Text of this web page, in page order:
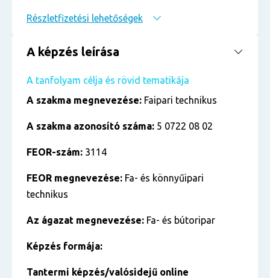
Részletfizetési lehetőségek
A képzés leírása
A tanfolyam célja és rövid tematikája
A szakma megnevezése: Faipari technikus
A szakma azonosító száma: 5 0722 08 02
FEOR-szám: 3114
FEOR megnevezése: Fa- és könnyűipari
technikus
Az ágazat megnevezése: Fa- és bútoripar
Képzés formája:
Tantermi képzés/valósidejű online